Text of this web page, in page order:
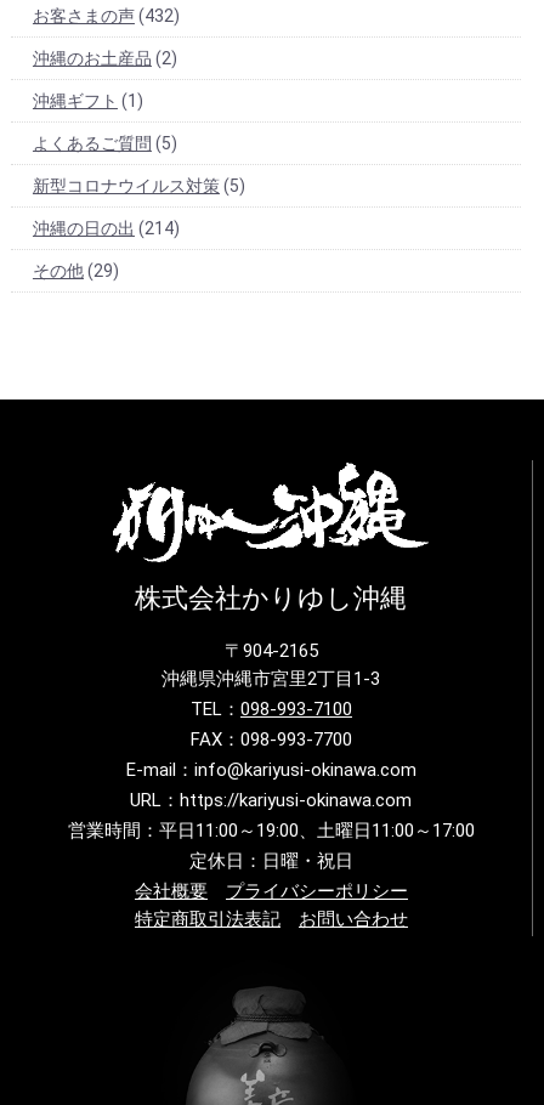
お客さまの声(432)
沖縄のお土産品 (2)
沖縄ギフト (1)
よくあるご質問 (5)
新型コロナウイルス対策(5)
沖縄の日の出 (214)
その他(29)
株式会社かりゆし沖縄
〒904-2165
沖縄県沖縄市宮里2丁目1-3
TEL： 098-993-7100
FAX：098-993-7700
E-mail：info@kariyusi-okinawa.com
URL：https://kariyusi-okinawa.com
営業時間：平日11:00～19:00、土曜日11:00～17:00
定休日：日曜・祝日
会社概要
プライバシーポリシー
特定商取引法表記
お問い合わせ